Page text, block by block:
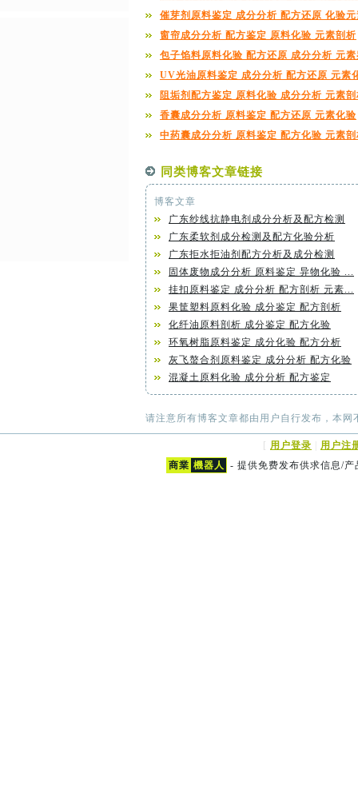
催芽剂原料鉴定 成分分析 配方还原 化验
窗帘成分分析 配方鉴定 原料化验 元素剖析
包子馅料原料化验 配方还原 成分分析 元
UV光油原料鉴定 成分分析 配方还原 元素
阻垢剂配方鉴定 原料化验 成分分析 元素
香囊成分分析 原料鉴定 配方还原 元素化验
中药囊成分分析 原料鉴定 配方化验 元素
同类博客文章链接
博客文章
广东纱线抗静电剂成分分析及配方检测
广东柔软剂成分检测及配方化验分析
广东拒水拒油剂配方分析及成分检测
固体废物成分分析 原料鉴定 异物化验 ...
挂扣原料鉴定 成分分析 配方剖析 元素...
果筐塑料原料化验 成分鉴定 配方剖析
化纤油原料剖析 成分鉴定 配方化验
环氧树脂原料鉴定 成分化验 配方分析
灰飞螯合剂原料鉴定 成分分析 配方化验
混凝土原料化验 成分分析 配方鉴定
请注意所有博客文章都由用户自行发布，本
用户登录
用户注
商業 機器人 - 提供免费发布供求信息/